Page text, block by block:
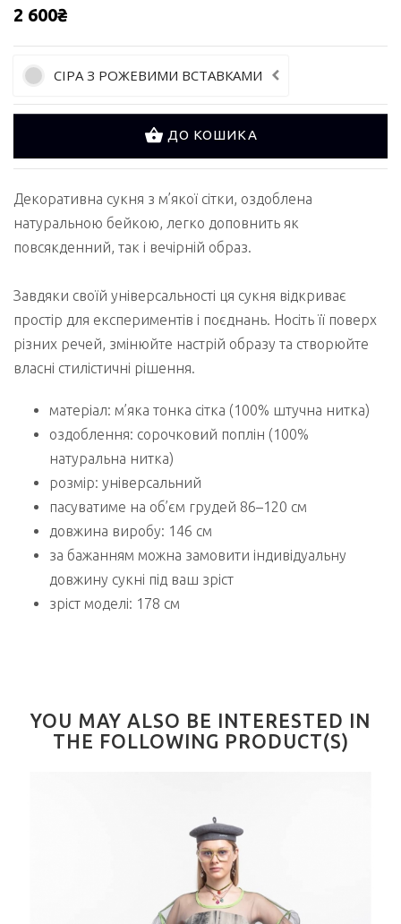
2 600₴
СІРА З РОЖЕВИМИ ВСТАВКАМИ
ДО КОШИКА
Декоративна сукня з м’якої сітки, оздоблена
натуральною бейкою, легко доповнить як
повсякденний, так і вечірній образ.
Завдяки своїй універсальності ця сукня відкриває
простір для експериментів і поєднань. Носіть її поверх
різних речей, змінюйте настрій образу та створюйте
власні стилістичні рішення.
матеріал: м’яка тонка сітка (100% штучна нитка)
оздоблення: сорочковий поплін (100%
натуральна нитка)
розмір: універсальний
пасуватиме на об’єм грудей 86–120 см
довжина виробу: 146 см
за бажанням можна замовити індивідуальну
довжину сукні під ваш зріст
зріст моделі: 178 см
YOU MAY ALSO BE INTERESTED IN
THE FOLLOWING PRODUCT(S)